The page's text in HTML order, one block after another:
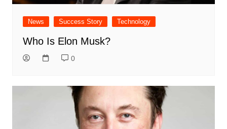
News Success Story Technology
Who Is Elon Musk?
0